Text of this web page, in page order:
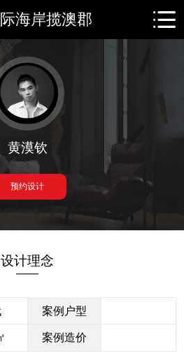
海岸揽澳郡
黄漠钦
预约设计
设计理念
——
案例户型
案例造价